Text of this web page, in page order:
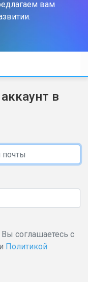
вам
в
соглашаетесь с
и Политикой